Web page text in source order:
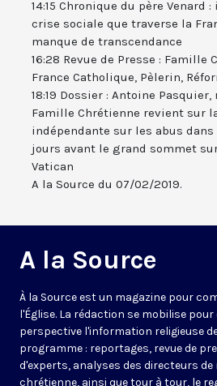
14:15 Chronique du père Venard
crise sociale que traverse la
manque de transcendance
16:28 Revue de Presse : Famille
France Catholique, Pèlerin,
18:19 Dossier : Antoine
Famille Chrétienne revient sur
indépendante sur les abus dans
jours avant le grand sommet
Vatican
A la Source du 07/02/2019.
A la Source
À la Source est un magazine pour
l'Église. La rédaction se mobilise
perspective l'information religieuse
programme : reportages, revue de
d'experts, analyses des directeurs
chrétienne, ainsi que tour à tour, le